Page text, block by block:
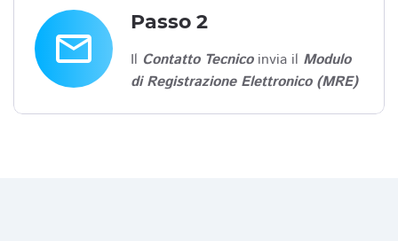
email
Passo 2
Il Contatto Tecnicoinvia il Modulo
di Registrazione Elettronico (MRE)